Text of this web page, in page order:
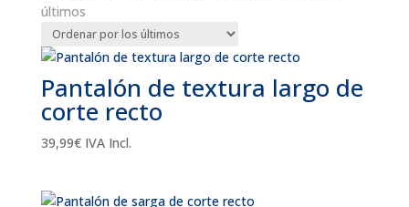
últimos
Pantalón de textura largo de
corte recto
39,99€ IVA Incl.